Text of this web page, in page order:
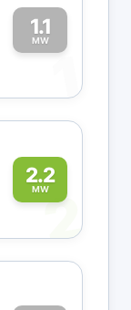
1.1
MW
1
2.2
MW2